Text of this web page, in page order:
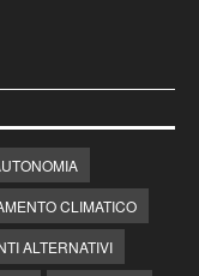
CLIMATICO
ALTERNATIVI